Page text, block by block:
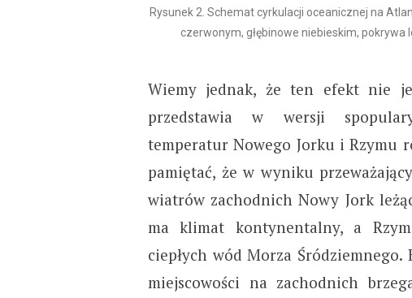
Rysunek 2. Schemat cyrkulacji oceanicznej na
czerwonym, głębinowe niebieskim, pokrywa
Wiemy jednak, że ten efekt nie
przedstawia w wersji
temperatur Nowego Jorku i Rzymu
pamiętać, że w wyniku
wiatrów zachodnich Nowy Jork
ma klimat kontynentalny, a
ciepłych wód Morza
miejscowości na zachodnich